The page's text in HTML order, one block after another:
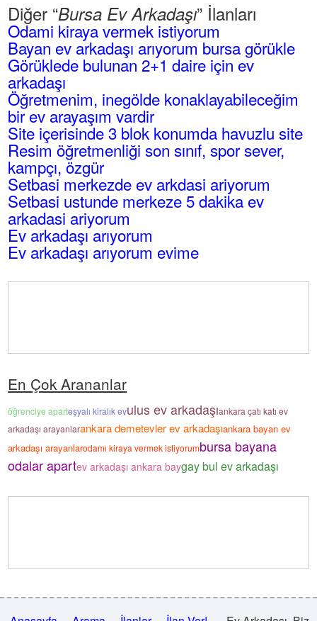
Diğer “Bursa Ev Arkadaşı” İlanları
Odami kiraya vermek istiyorum
Bayan ev arkadaşı arıyorum bursa görükle
Görüklede bulunan 2+1 daire için ev
arkadaşı
Öğretmenim, inegölde konaklayabileceğim
bir ev arayaşım vardir
Site içerisinde 3 blok konumda havuzlu site
Resim öğretmenliği son sınıf, spor sever,
kampçı, özgür
Setbasi merkezde ev arkdasi ariyorum
Setbasi ustunde merkeze 5 dakika ev
arkadasi ariyorum
Ev arkadaşı arıyorum
Ev arkadaşı arıyorum evime
En Çok Arananlar
öğrenciye aparteşyalı kiralık evulus ev arkadaşıankara çatı katı ev
arkadaşı arayanlarankara demetevler ev arkadaşıankara bayan ev
arkadaşı arayanlarodamı kiraya vermek istiyorumbursa bayana
odalar apartev arkadaşı ankara baygay bul ev arkadaşı